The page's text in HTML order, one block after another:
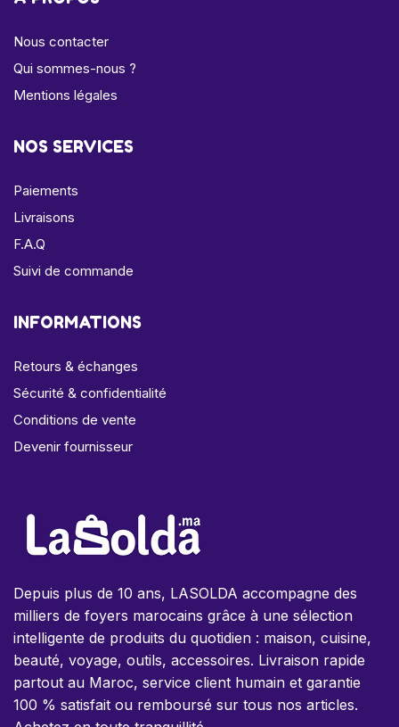
Nous contacter
Qui sommes-nous ?
Mentions légales
NOS SERVICES
Paiements
Livraisons
F.A.Q
Suivi de commande
INFORMATIONS
Retours & échanges
Sécurité & confidentialité
Conditions de vente
Devenir fournisseur
Depuis plus de 10 ans, LASOLDA accompagne des
milliers de foyers marocains grâce à une sélection
intelligente de produits du quotidien : maison, cuisine,
beauté, voyage, outils, accessoires. Livraison rapide
partout au Maroc, service client humain et garantie
100 % satisfait ou remboursé sur tous nos articles.